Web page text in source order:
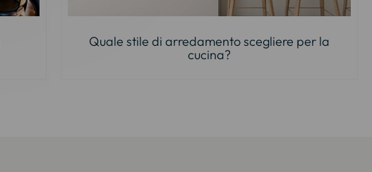
Quale stile di arredamento scegliere per la
cucina?